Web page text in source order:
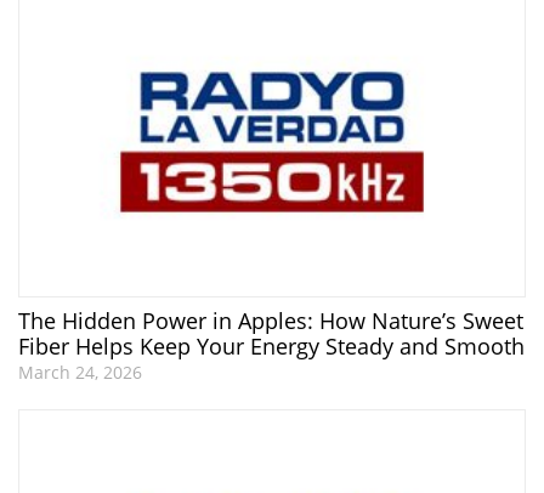
The Hidden Power in Apples: How Nature’s Sweet
Fiber Helps Keep Your Energy Steady and Smooth
March 24, 2026